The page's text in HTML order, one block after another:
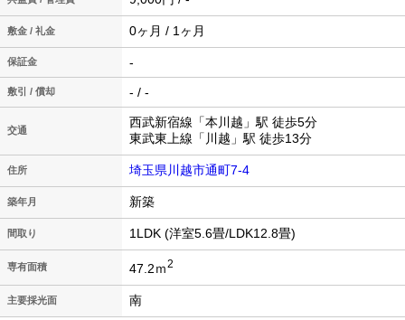
敷金 / 礼金 0ヶ月 / 1ヶ月
保証金 -
敷引 / 償却 - / -
交通
西武新宿線「本川越」駅 徒歩5分
東武東上線「川越」駅 徒歩13分
住所 埼玉県川越市通町7-4
築年月 新築
間取り 1LDK (洋室5.6畳/LDK12.8畳)
専有面積 47.2ｍ2
主要採光面 南